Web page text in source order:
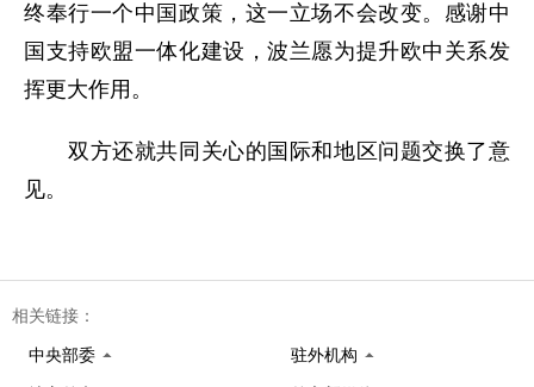
终奉行一个中国政策，这一立场不会改变。感谢中
国支持欧盟一体化建设，波兰愿为提升欧中关系发
挥更大作用。
双方还就共同关心的国际和地区问题交换了意
见。
相关链接：
中央部委 驻外机构